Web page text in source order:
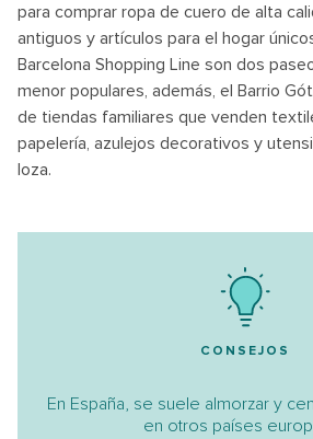
para comprar ropa de cuero de alta
antiguos y artículos para el hogar
Barcelona Shopping Line son dos
menor populares, además, el Barrio
de tiendas familiares que venden
papelería, azulejos decorativos y
loza.
CONSEJOS
En España, se suele almorzar y
en otros países